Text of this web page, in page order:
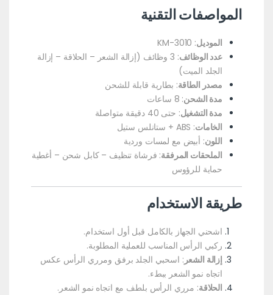
المواصفات التقنية
الموديل: KM-3010
عدد الوظائف
: 3 وظائف (إزالة الشعر – الحلاقة – إزالة
الجلد الميت)
مصدر الطاقة: بطارية قابلة للشحن
مدة الشحن: 8 ساعات
مدة التشغيل: حتى 40 دقيقة متواصلة
الخامات: ABS + ستانلس ستيل
اللون: أبيض مع لمسات وردية
الملحقات المرفقة: فرشاة تنظيف – كابل شحن – أغطية
حماية للرؤوس
طريقة الاستخدام
اشحني الجهاز بالكامل قبل أول استخدام.
ركبي الرأس المناسب للعملية المطلوبة.
إزالة الشعر : اسحبي الجلد برفق ومرري الرأس عكس
اتجاه نمو الشعر ببطء.
الحلاقة: مرري الرأس بلطف مع اتجاه نمو الشعر.